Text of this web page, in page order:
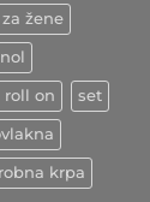
žene
roll on set
krpa